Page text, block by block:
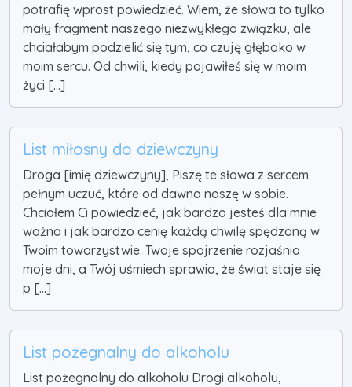
potrafię wprost powiedzieć. Wiem, że słowa to tylko
mały fragment naszego niezwykłego związku, ale
chciałabym podzielić się tym, co czuję głęboko w
moim sercu. Od chwili, kiedy pojawiłeś się w moim
życi [...]
List miłosny do dziewczyny
Droga [imię dziewczyny], Piszę te słowa z sercem
pełnym uczuć, które od dawna noszę w sobie.
Chciałem Ci powiedzieć, jak bardzo jesteś dla mnie
ważna i jak bardzo cenię każdą chwilę spędzoną w
Twoim towarzystwie. Twoje spojrzenie rozjaśnia
moje dni, a Twój uśmiech sprawia, że świat staje się
p [...]
List pożegnalny do alkoholu
List pożegnalny do alkoholu Drogi alkoholu,